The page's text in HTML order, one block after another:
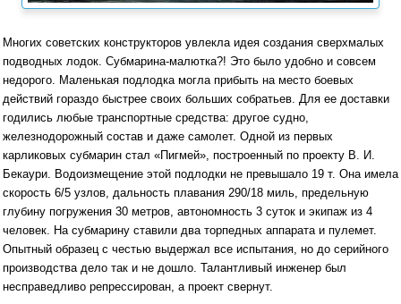
Многих советских конструкторов увлекла идея создания сверхмалых
подводных лодок. Субмарина-малютка?! Это было удобно и совсем
недорого. Маленькая подлодка могла прибыть на место боевых
действий гораздо быстрее своих больших собратьев. Для ее доставки
годились любые транспортные средства: другое судно,
железнодорожный состав и даже самолет. Одной из первых
карликовых субмарин стал «Пигмей», построенный по проекту В. И.
Бекаури. Водоизмещение этой подлодки не превышало 19 т. Она имела
скорость 6/5 узлов, дальность плавания 290/18 миль, предельную
глубину погружения 30 метров, автономность 3 суток и экипаж из 4
человек. На субмарину ставили два торпедных аппарата и пулемет.
Опытный образец с честью выдержал все испытания, но до серийного
производства дело так и не дошло. Талантливый инженер был
несправедливо репрессирован, а проект свернут.